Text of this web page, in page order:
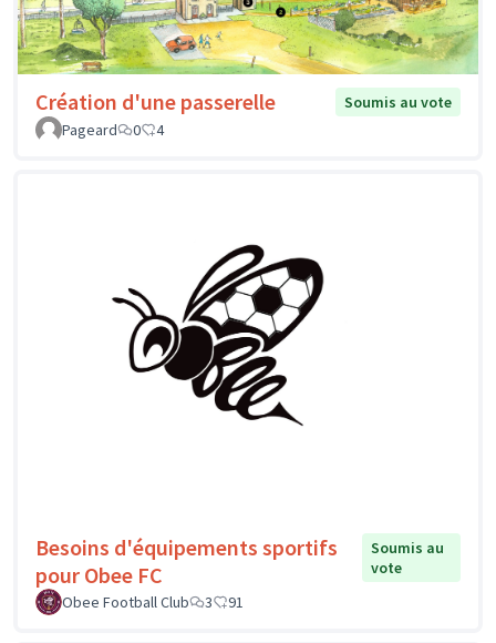
Création d'une passerelle
Soumis au vote
Pageard
0 4
Besoins d'équipements sportifs
pour Obee FC
Soumis au
vote
Obee Football Club
3 91